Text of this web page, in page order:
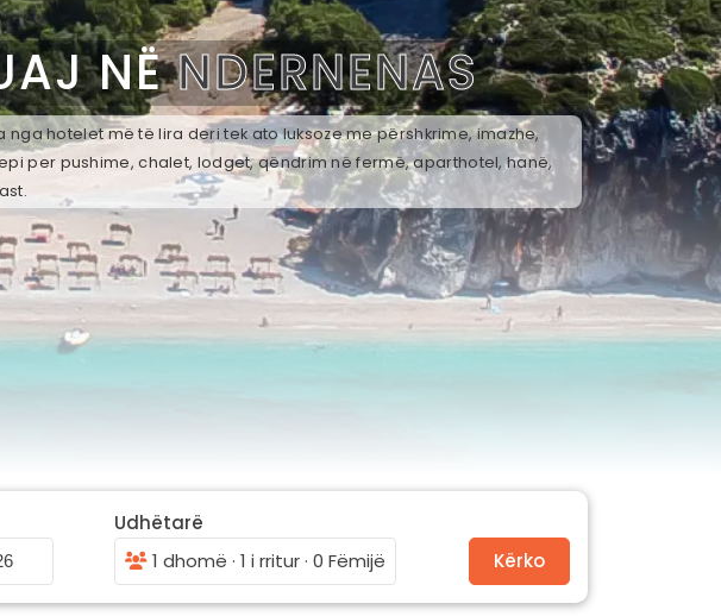
NËNDERNENAS
hotelet më të lira deri tek ato luksoze me përshkrime, imazhe,
per pushime, chalet, lodget, qëndrim në fermë, aparthotel, hanë,
Udhëtarë
1 dhomë · 1 i rritur · 0 Fëmijë
Kërko